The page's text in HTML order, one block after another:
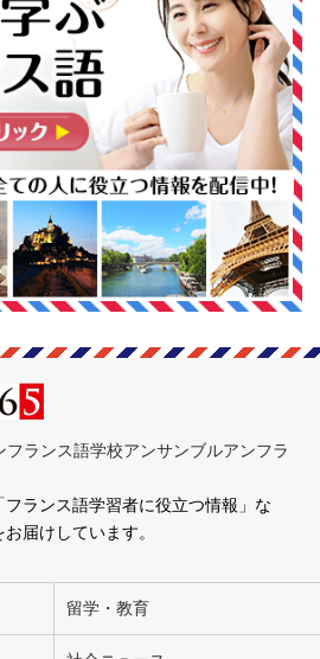
フランス語学校アンサンブルアンフラ
フランス語学習者に役立つ情報」な
届けしています。
留学・教育